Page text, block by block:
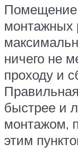
Помещение
монтажных
ничего не
проходу и
быстрее и
монтажом,
этим